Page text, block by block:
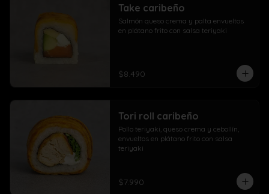
Take caribeño
Salmón queso crema y palta envueltos
en plátano frito con salsa teriyaki
$8.490
Tori roll caribeño
Pollo teriyaki, queso crema y cebollín,
envueltos en plátano frito con salsa
teriyaki
$7.990